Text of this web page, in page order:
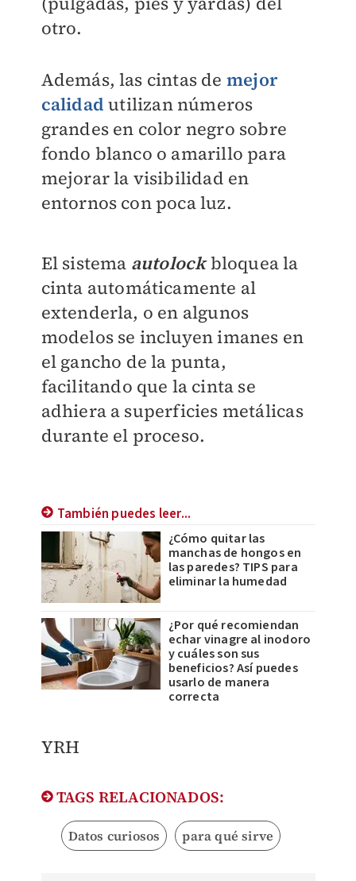
otro.
Además, las cintas de mejor
calidad utilizan números
grandes en color negro sobre
fondo blanco o amarillo para
mejorar la visibilidad en
entornos con poca luz.
El sistema autolockbloquea la
cinta automáticamente al
extenderla, o en algunos
modelos se incluyen imanes en
el gancho de la punta,
facilitando que la cinta se
adhiera a superficies metálicas
durante el proceso.
También puedes leer...
¿Cómo quitar las
manchas de hongos en
las paredes? TIPS para
eliminar la humedad
¿Por qué recomiendan
echar vinagre al inodoro
y cuáles son sus
beneficios? Así puedes
usarlo de manera
correcta
YRH
TAGS RELACIONADOS:
Datos curiosos para qué sirve